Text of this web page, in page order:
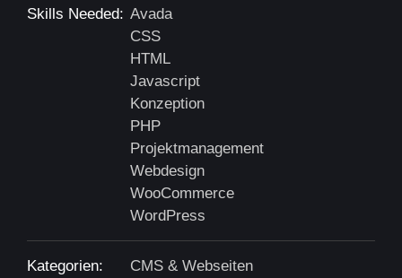
Skills Needed: Avada
CSS
HTML
Javascript
Konzeption
PHP
Projektmanagement
Webdesign
WooCommerce
WordPress
Kategorien:
CMS & Webseiten